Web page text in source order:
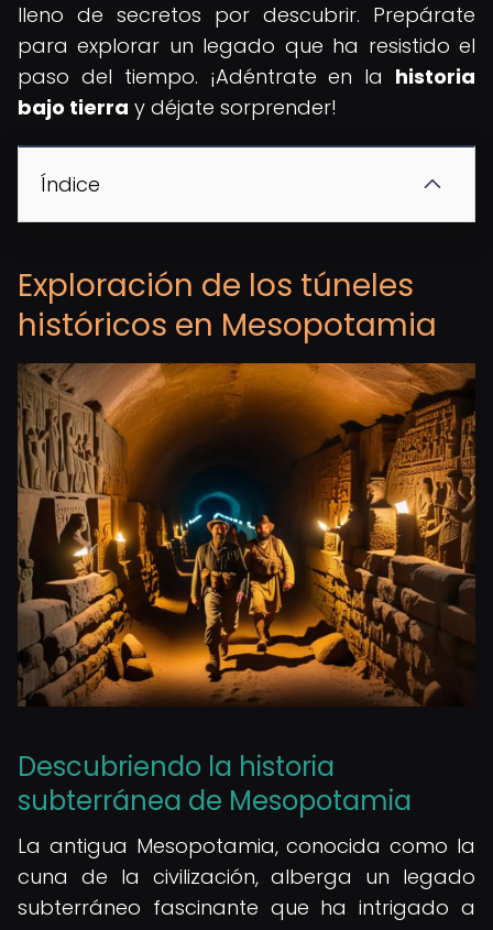
lleno de secretos por descubrir. Prepárate
para explorar un legado que ha resistido el
paso del tiempo. ¡Adéntrate en la historia
bajo tierra y déjate sorprender!
Índice
Exploración de los túneles
históricos en Mesopotamia
Descubriendo la historia
subterránea de Mesopotamia
La antigua Mesopotamia, conocida como la
cuna de la civilización, alberga un legado
subterráneo fascinante que ha intrigado a